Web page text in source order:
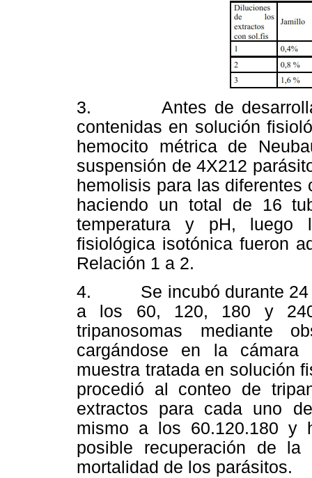
3. Antes de desarrollar
contenidas en solución
hemocito métrica de
suspensión de 4X212
hemolisis para las diferentes
haciendo un total de 16
temperatura y pH, luego
fisiológica isotónica fueron
Relación 1 a 2.
4. Se incubó durante 24
a los 60, 120, 180 y
tripanosomas mediante
cargándose en la cámara
muestra tratada en solución
procedió al conteo de
extractos para cada uno
mismo a los 60.120.180 y
posible recuperación de
mortalidad de los parásitos.